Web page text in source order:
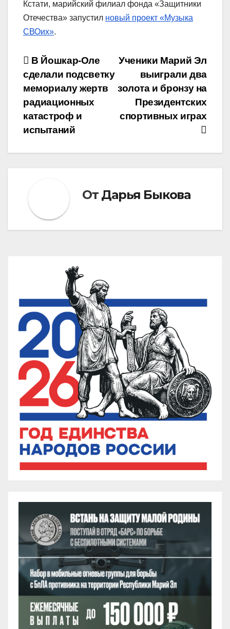
Кстати, марийский филиал фонда «Защитники
Отечества» запустил новый проект «Музыка
СВОих».
Навигация
по
записям
Ученики Марий Эл
выиграли два
золота и бронзу на
Президентских
спортивных играх
В Йошкар-Оле
сделали подсветку
мемориалу жертв
радиационных
катастроф и
испытаний
От Дарья Быкова